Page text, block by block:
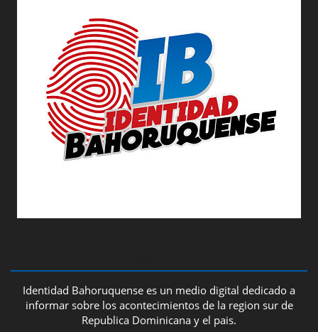
Identidad Bahoruquense es un medio digital dedicado a
informar sobre los acontecimientos de la region sur de
Republica Dominicana y el pais.